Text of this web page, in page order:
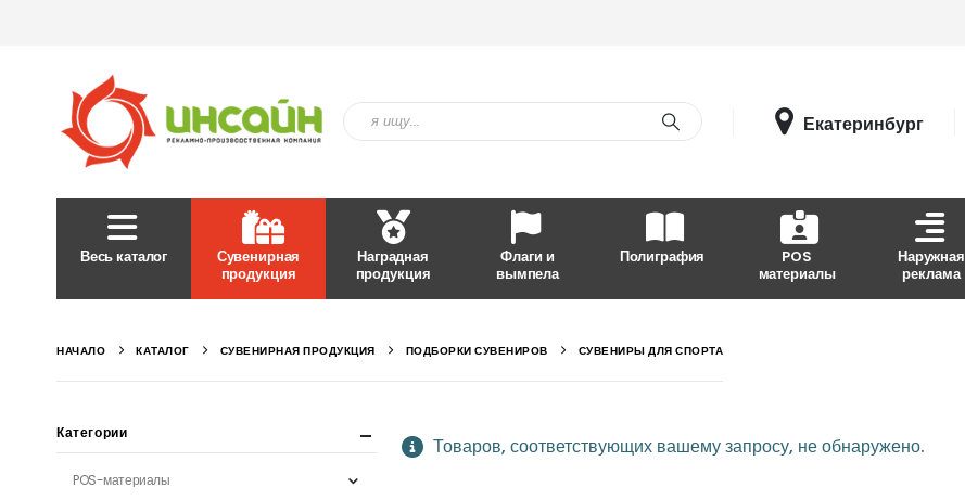
Екатеринбург
Весь каталог
Сувенирная
продукция
Наградная
продукция
Флаги и
вымпела
Полиграфия
POS
материалы
Наружная
реклама
НАЧАЛО КАТАЛОГ СУВЕНИРНАЯ ПРОДУКЦИЯ ПОДБОРКИ СУВЕНИРОВ СУВЕНИРЫ ДЛЯ СПОРТА
Товаров, соответствующих вашему запросу, не обнаружено.
Категории
POS-материалы